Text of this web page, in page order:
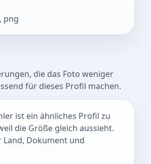
png
die das Foto weniger
für dieses Profil machen.
ist ein ähnliches Profil zu
die Größe gleich aussieht.
Land, Dokument und